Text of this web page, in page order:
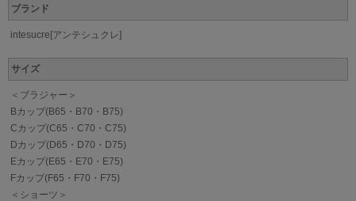
ブランド
intesucre[アンテシュクレ]
サイズ
＜ブラジャー＞
Bカップ(B65・B70・B75)
Cカップ(C65・C70・C75)
Dカップ(D65・D70・D75)
Eカップ(E65・E70・E75)
Fカップ(F65・F70・F75)
＜ショーツ＞